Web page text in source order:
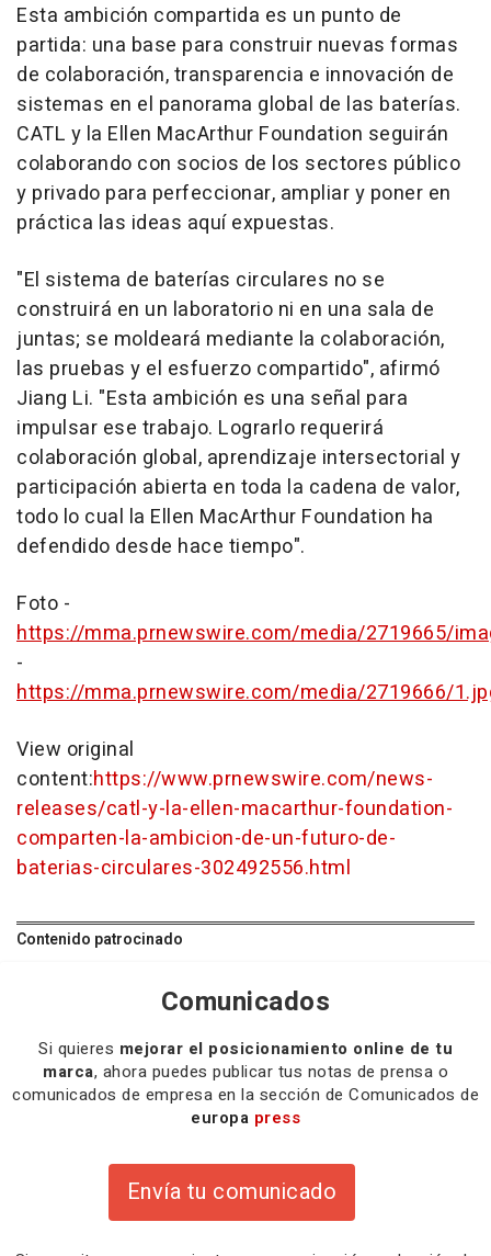
Esta ambición compartida es un punto de
partida: una base para construir nuevas formas
de colaboración, transparencia e innovación de
sistemas en el panorama global de las baterías.
CATL y la Ellen MacArthur Foundation seguirán
colaborando con socios de los sectores público
y privado para perfeccionar, ampliar y poner en
práctica las ideas aquí expuestas.
"El sistema de baterías circulares no se
construirá en un laboratorio ni en una sala de
juntas; se moldeará mediante la colaboración,
las pruebas y el esfuerzo compartido", afirmó
Jiang Li. "Esta ambición es una señal para
impulsar ese trabajo. Lograrlo requerirá
colaboración global, aprendizaje intersectorial y
participación abierta en toda la cadena de valor,
todo lo cual la Ellen MacArthur Foundation ha
defendido desde hace tiempo".
Foto -
https://mma.prnewswire.com/media/2719665/
-
https://mma.prnewswire.com/media/2719666/
View original
content:https://www.prnewswire.com/news-
releases/catl-y-la-ellen-macarthur-foundation-
comparten-la-ambicion-de-un-futuro-de-
baterias-circulares-302492556.html
Contenido patrocinado
Comunicados
Si quieres mejorar el posicionamiento online de tu
marca, ahora puedes publicar tus notas de prensa o
comunicados de empresa en la sección de Comunicados de
europa press
Envía tu comunicado